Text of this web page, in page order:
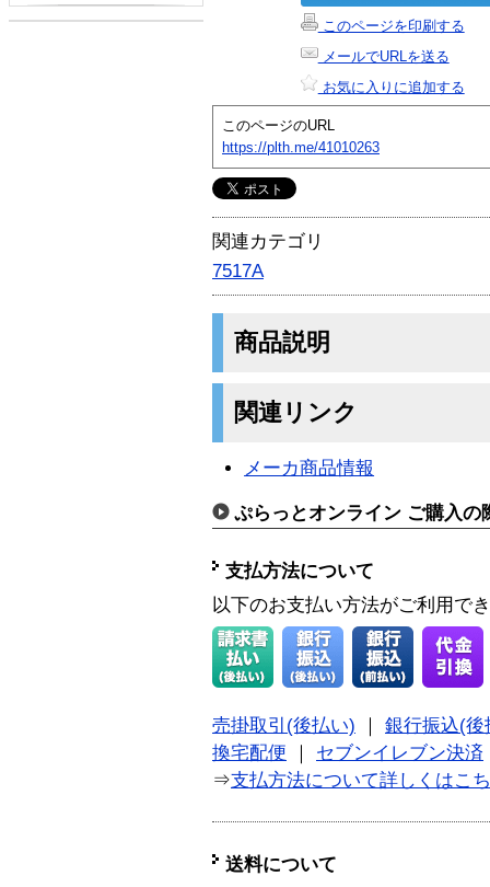
このページを印刷する
メールでURLを送る
お気に入りに追加する
このページのURL
https://plth.me/41010263
関連カテゴリ
7517A
商品説明
関連リンク
メーカ商品情報
ぷらっとオンライン ご購入の
支払方法について
以下のお支払い方法がご利用で
売掛取引(後払い)
銀行振込(後
換宅配便
セブンイレブン決済
⇒支払方法について詳しくはこ
送料について